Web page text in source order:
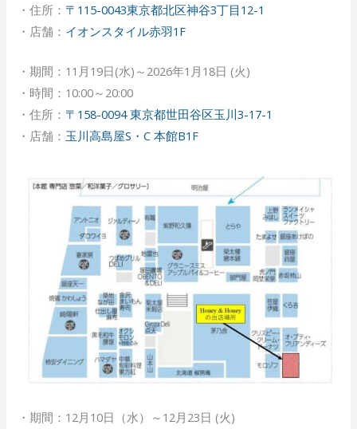
・住所： 〒115-0043東京都北区神谷3丁目12-1
・店舗： イオンスタイル赤羽1F
・期間：11月19日(水)～2026年1月18日 (火)
・時間：10:00～20:00
・住所： 〒158-0094 東京都世田谷区玉川3-17-1
・店舗： 玉川高島屋S・C 本館B1F
・期間：12月10日（水）～12月23日 (火)